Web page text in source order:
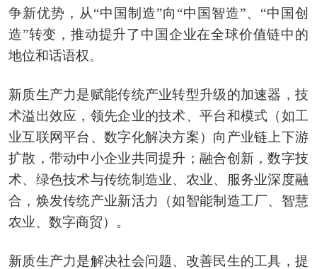
争新优势，从“中国制造”向“中国智造”、“中国创
造”转变，推动提升了中国企业在全球价值链中的
地位和话语权。
新质生产力是赋能传统产业转型升级的加速器，技
术溢出效应，领先企业的技术、平台和模式（如工
业互联网平台、数字化解决方案）向产业链上下游
扩散，带动中小企业共同提升；融合创新，数字技
术、绿色技术与传统制造业、农业、服务业深度融
合，焕发传统产业新活力（如智能制造工厂、智慧
农业、数字商贸）。
新质生产力是解决社会问题、改善民生的工具，提